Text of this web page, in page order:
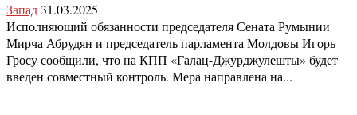
Запад31.03.2025
Исполняющий обязанности председателя Сената Румынии
Мирча Абрудян и председатель парламента Молдовы Игорь
Гросу сообщили, что на КПП «Галац-Джурджулешты» будет
введен совместный контроль. Мера направлена на...